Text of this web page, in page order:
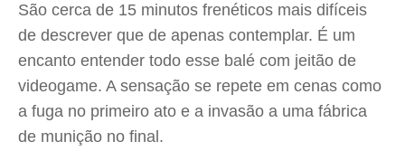
São cerca de 15 minutos frenéticos mais difíceis
de descrever que de apenas contemplar. É um
encanto entender todo esse balé com jeitão de
videogame. A sensação se repete em cenas como
a fuga no primeiro ato e a invasão a uma fábrica
de munição no final.